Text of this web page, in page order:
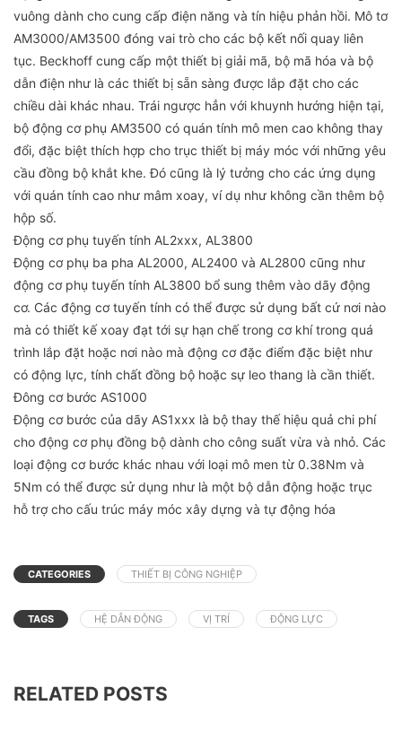
vuông dành cho cung cấp điện năng và tín hiệu phản hồi. Mô tơ
AM3000/AM3500 đóng vai trò cho các bộ kết nối quay liên
tục. Beckhoff cung cấp một thiết bị giải mã, bộ mã hóa và bộ
dẫn điện như là các thiết bị sẵn sàng được lắp đặt cho các
chiều dài khác nhau. Trái ngược hẳn với khuynh hướng hiện tại,
bộ động cơ phụ AM3500 có quán tính mô men cao không thay
đổi, đặc biệt thích hợp cho trục thiết bị máy móc với những yêu
cầu đồng bộ khắt khe. Đó cũng là lý tưởng cho các ứng dụng
với quán tính cao như mâm xoay, ví dụ như không cần thêm bộ
hộp số.
Động cơ phụ tuyến tính AL2xxx, AL3800
Động cơ phụ ba pha AL2000, AL2400 và AL2800 cũng như
động cơ phụ tuyến tính AL3800 bổ sung thêm vào dãy động
cơ. Các động cơ tuyến tính có thể được sử dụng bất cứ nơi nào
mà có thiết kế xoay đạt tới sự hạn chế trong cơ khí trong quá
trình lắp đặt hoặc nơi nào mà động cơ đặc điểm đặc biệt như
có động lực, tính chất đồng bộ hoặc sự leo thang là cần thiết.
Đông cơ bước AS1000
Động cơ bước của dãy AS1xxx là bộ thay thế hiệu quả chi phí
cho động cơ phụ đồng bộ dành cho công suất vừa và nhỏ. Các
loại động cơ bước khác nhau với loại mô men từ 0.38Nm và
5Nm có thể được sử dụng như là một bộ dẫn động hoặc trục
hỗ trợ cho cấu trúc máy móc xây dựng và tự động hóa
CATEGORIES THIẾT BỊ CÔNG NGHIỆP
TAGS HỆ DẪN ĐỘNG VỊ TRÍ ĐỘNG LỰC
RELATED POSTS